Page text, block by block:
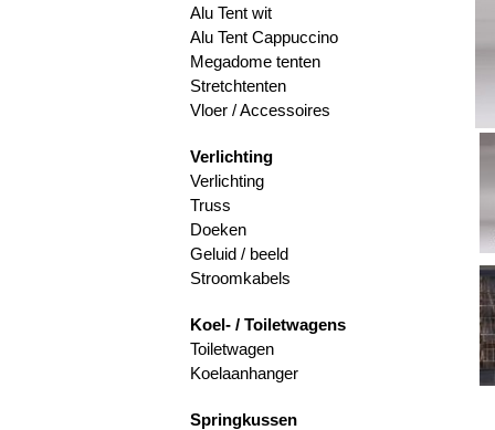
Alu Tent wit
Alu Tent Cappuccino
Megadome tenten
Stretchtenten
Vloer / Accessoires
Verlichting
Verlichting
Truss
Doeken
Geluid / beeld
Stroomkabels
Koel- / Toiletwagens
Toiletwagen
Koelaanhanger
Springkussen